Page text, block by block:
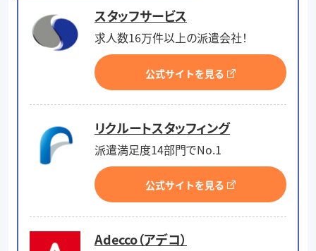
スタッフサービス
求人数16万件以上の派遣会社！
公式サイトを見る
リクルートスタッフィング
派遣満足度14部門でNo.1
公式サイトを見る
Adecco（アデコ）